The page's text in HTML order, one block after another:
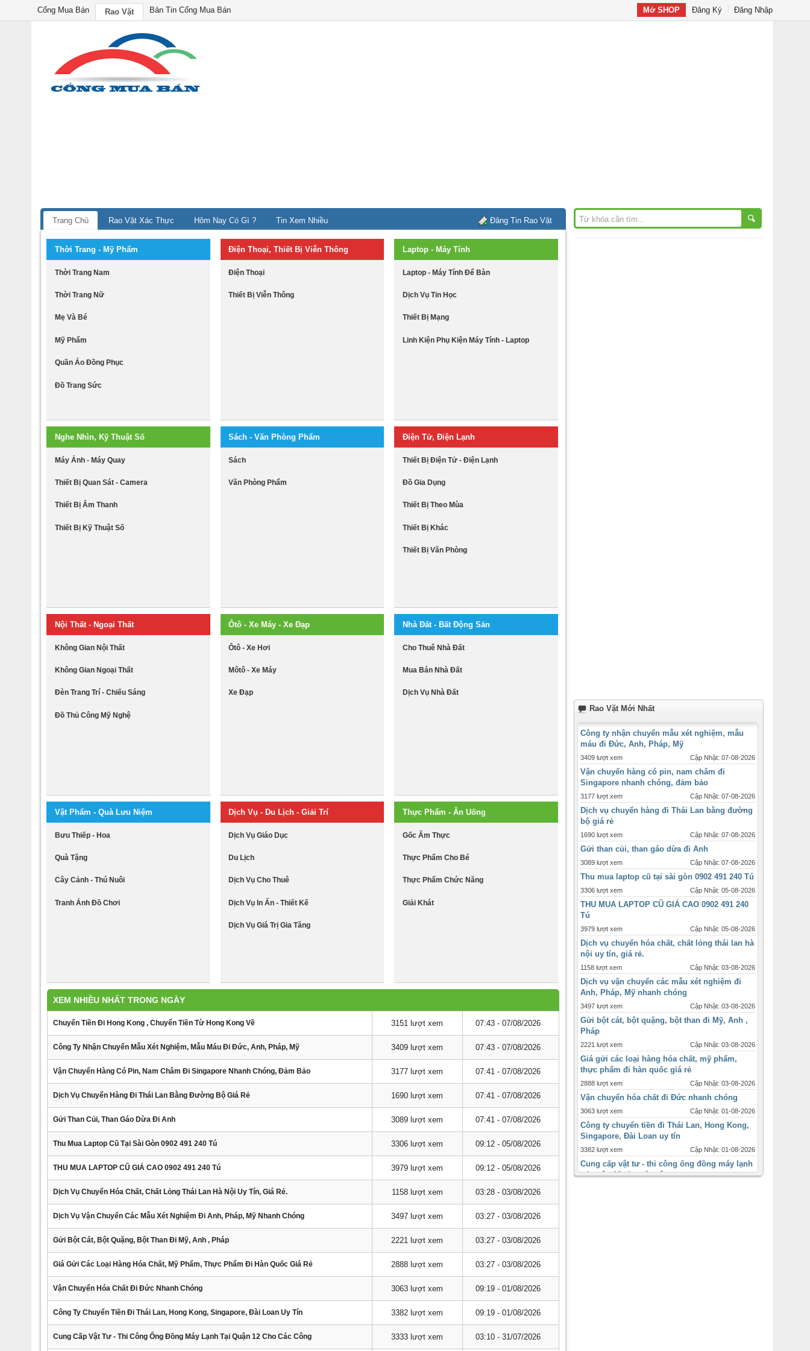
Cổng Mua Bán Rao Vặt Bản Tin Cổng Mua Bán Mở SHOP Đăng Ký Đăng Nhập
Trang Chủ Rao Vặt Xác Thực Hôm Nay Có Gì ? Tin Xem Nhiều Đăng Tin Rao Vặt
Thời Trang - Mỹ Phẩm
Thời Trang Nam
Thời Trang Nữ
Mẹ Và Bé
Mỹ Phẩm
Quần Áo Đồng Phục
Đồ Trang Sức
Điện Thoại, Thiết Bị Viễn Thông
Điện Thoại
Thiết Bị Viễn Thông
Laptop - Máy Tính
Laptop - Máy Tính Để Bàn
Dịch Vụ Tin Học
Thiết Bị Mạng
Linh Kiện Phụ Kiện Máy Tính - Laptop
Nghe Nhìn, Kỹ Thuật Số
Máy Ảnh - Máy Quay
Thiết Bị Quan Sát - Camera
Thiết Bị Âm Thanh
Thiết Bị Kỹ Thuật Số
Sách - Văn Phòng Phẩm
Sách
Văn Phòng Phẩm
Điện Tử, Điện Lạnh
Thiết Bị Điện Tử - Điện Lạnh
Đồ Gia Dụng
Thiết Bị Theo Mùa
Thiết Bị Khác
Thiết Bị Văn Phòng
Nội Thất - Ngoại Thất
Không Gian Nội Thất
Không Gian Ngoại Thất
Đèn Trang Trí - Chiếu Sáng
Đồ Thủ Công Mỹ Nghệ
Ôtô - Xe Máy - Xe Đạp
Ôtô - Xe Hơi
Môtô - Xe Máy
Xe Đạp
Nhà Đất - Bất Động Sản
Cho Thuê Nhà Đất
Mua Bán Nhà Đất
Dịch Vụ Nhà Đất
Vật Phẩm - Quà Lưu Niệm
Bưu Thiếp - Hoa
Quà Tặng
Cây Cảnh - Thú Nuôi
Tranh Ảnh Đồ Chơi
Dịch Vụ - Du Lịch - Giải Trí
Dịch Vụ Giáo Dục
Du Lịch
Dịch Vụ Cho Thuê
Dịch Vụ In Ấn - Thiết Kế
Dịch Vụ Giá Trị Gia Tăng
Thực Phẩm - Ăn Uống
Gốc Ẩm Thực
Thực Phẩm Cho Bé
Thực Phẩm Chức Năng
Giải Khát
XEM NHIỀU NHẤT TRONG NGÀY
Chuyển Tiền Đi Hong Kong , Chuyển Tiền Từ Hong Kong Về 3151 lượt xem 07:43 - 07/08/2026
Công Ty Nhận Chuyển Mẫu Xét Nghiệm, Mẫu Máu Đi Đức, Anh, Pháp, Mỹ 3409 lượt xem 07:43 - 07/08/2026
Vận Chuyển Hàng Có Pin, Nam Châm Đi Singapore Nhanh Chóng, Đảm Bảo 3177 lượt xem 07:41 - 07/08/2026
Dịch Vụ Chuyển Hàng Đi Thái Lan Bằng Đường Bộ Giá Rẻ 1690 lượt xem 07:41 - 07/08/2026
Gửi Than Củi, Than Gáo Dừa Đi Anh 3089 lượt xem 07:41 - 07/08/2026
Thu Mua Laptop Cũ Tại Sài Gòn 0902 491 240 Tú 3306 lượt xem 09:12 - 05/08/2026
THU MUA LAPTOP CŨ GIÁ CAO 0902 491 240 Tú 3979 lượt xem 09:12 - 05/08/2026
Dịch Vụ Chuyển Hóa Chất, Chất Lỏng Thái Lan Hà Nội Uy Tín, Giá Rẻ. 1158 lượt xem 03:28 - 03/08/2026
Dịch Vụ Vận Chuyển Các Mẫu Xét Nghiệm Đi Anh, Pháp, Mỹ Nhanh Chóng 3497 lượt xem 03:27 - 03/08/2026
Gửi Bột Cát, Bột Quặng, Bột Than Đi Mỹ, Anh , Pháp 2221 lượt xem 03:27 - 03/08/2026
Giá Gửi Các Loại Hàng Hóa Chất, Mỹ Phẩm, Thực Phẩm Đi Hàn Quốc Giá Rẻ 2888 lượt xem 03:27 - 03/08/2026
Vận Chuyển Hóa Chất Đi Đức Nhanh Chóng 3063 lượt xem 09:19 - 01/08/2026
Công Ty Chuyển Tiền Đi Thái Lan, Hong Kong, Singapore, Đài Loan Uy Tín 3382 lượt xem 09:19 - 01/08/2026
Cung Cấp Vật Tư - Thi Công Ống Đồng Máy Lạnh Tại Quận 12 Cho Các Công 3333 lượt xem 03:10 - 31/07/2026
Rao Vặt Mới Nhất
Công ty nhận chuyển mẫu xét nghiệm, mẫu
máu đi Đức, Anh, Pháp, Mỹ
3409 lượt xem Cập Nhật: 07-08-2026
Vận chuyển hàng có pin, nam châm đi
Singapore nhanh chóng, đảm bảo
3177 lượt xem Cập Nhật: 07-08-2026
Dịch vụ chuyển hàng đi Thái Lan bằng đường
bộ giá rẻ
1690 lượt xem Cập Nhật: 07-08-2026
Gửi than củi, than gáo dừa đi Anh
3089 lượt xem Cập Nhật: 07-08-2026
Thu mua laptop cũ tại sài gòn 0902 491 240 Tú
3306 lượt xem Cập Nhật: 05-08-2026
THU MUA LAPTOP CŨ GIÁ CAO 0902 491 240
Tú
3979 lượt xem Cập Nhật: 05-08-2026
Dịch vụ chuyển hóa chất, chất lỏng thái lan hà
nội uy tín, giá rẻ.
1158 lượt xem Cập Nhật: 03-08-2026
Dịch vụ vận chuyển các mẫu xét nghiệm đi
Anh, Pháp, Mỹ nhanh chóng
3497 lượt xem Cập Nhật: 03-08-2026
Gửi bột cát, bột quặng, bột than đi Mỹ, Anh ,
Pháp
2221 lượt xem Cập Nhật: 03-08-2026
Giá gửi các loại hàng hóa chất, mỹ phẩm,
thực phẩm đi hàn quốc giá rẻ
2888 lượt xem Cập Nhật: 03-08-2026
Vận chuyển hóa chất đi Đức nhanh chóng
3063 lượt xem Cập Nhật: 01-08-2026
Công ty chuyển tiền đi Thái Lan, Hong Kong,
Singapore, Đài Loan uy tín
3382 lượt xem Cập Nhật: 01-08-2026
Cung cấp vật tư - thi công ống đồng máy lạnh
tại quận 12 cho các công